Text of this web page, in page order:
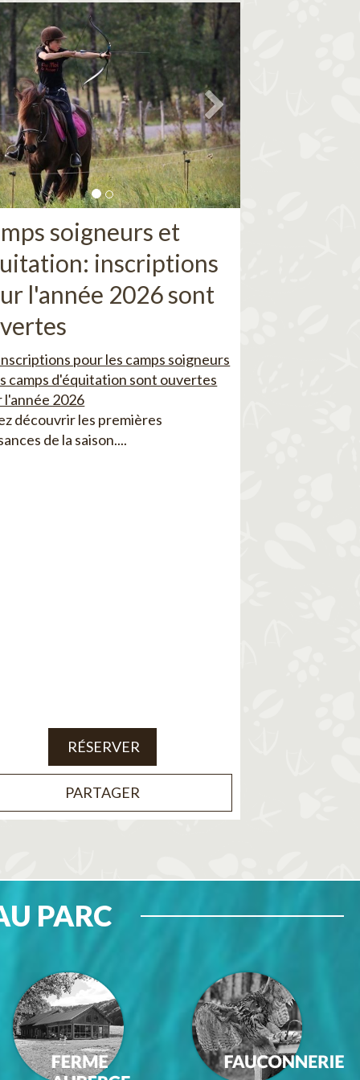
soigneurs et
inscriptions
l'année 2026 sont
pour les camps soigneurs
camps d'équitation sont ouvertes
l'année 2026
découvrir les premières
de la saison....
RÉSERVER
PARTAGER
PARC